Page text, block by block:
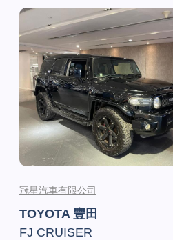
冠星汽車有限公司
TOYOTA 豐田
FJ CRUISER